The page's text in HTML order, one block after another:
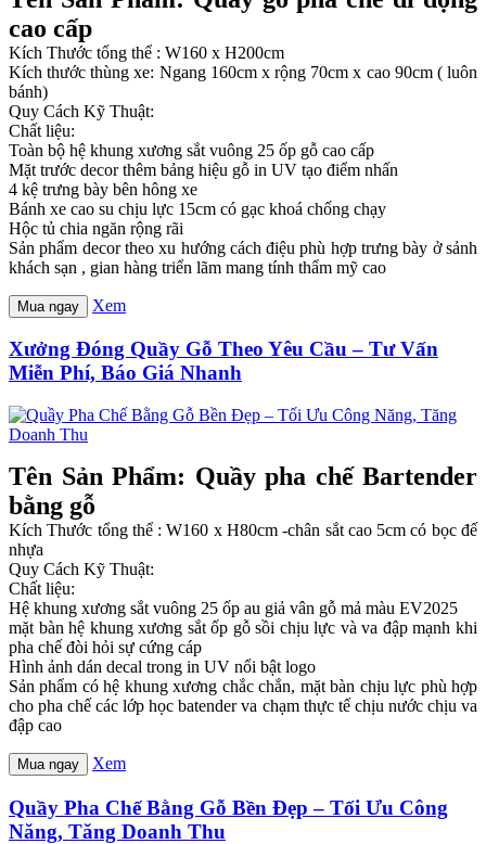
cao cấp
Kích Thước tổng thể : W160 x H200cm
Kích thước thùng xe: Ngang 160cm x rộng 70cm x cao 90cm ( luôn
bánh)
Quy Cách Kỹ Thuật:
Chất liệu:
Toàn bộ hệ khung xương sắt vuông 25 ốp gỗ cao cấp
Mặt trước decor thêm bảng hiệu gỗ in UV tạo điểm nhấn
4 kệ trưng bày bên hông xe
Bánh xe cao su chịu lực 15cm có gạc khoá chống chạy
Hộc tủ chia ngăn rộng rãi
Sản phẩm decor theo xu hướng cách điệu phù hợp trưng bày ở sảnh
khách sạn , gian hàng triển lãm mang tính thẩm mỹ cao
Mua ngay Xem
Xưởng Đóng Quầy Gỗ Theo Yêu Cầu – Tư Vấn
Miễn Phí, Báo Giá Nhanh
Tên Sản Phẩm: Quầy pha chế Bartender
bằng gỗ
Kích Thước tổng thể : W160 x H80cm -chân sắt cao 5cm có bọc đế
nhựa
Quy Cách Kỹ Thuật:
Chất liệu:
Hệ khung xương sắt vuông 25 ốp au giả vân gỗ mả màu EV2025
mặt bàn hệ khung xương sắt ốp gỗ sồi chịu lực và va đập mạnh khi
pha chế đòi hỏi sự cứng cáp
Hình ảnh dán decal trong in UV nổi bật logo
Sản phẩm có hệ khung xương chắc chắn, mặt bàn chịu lực phù hợp
cho pha chế các lớp học batender va chạm thực tế chịu nước chịu va
đập cao
Mua ngay Xem
Quầy Pha Chế Bằng Gỗ Bền Đẹp – Tối Ưu Công
Năng, Tăng Doanh Thu